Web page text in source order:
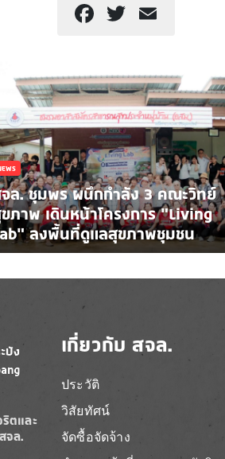
Facebook
Twitter
ล. ชุมพร ผนึกกำลัง 3 คณะวิทย์
ภาพ เดินหน้าโครงการ “Living
ลงพื้นที่ดูแลสุขภาพชุมชน
ตและ
จล.
เกี่ยวกับ สจล.
ประวัติ
วิสัยทัศน์
จัดซื้อจัดจ้าง